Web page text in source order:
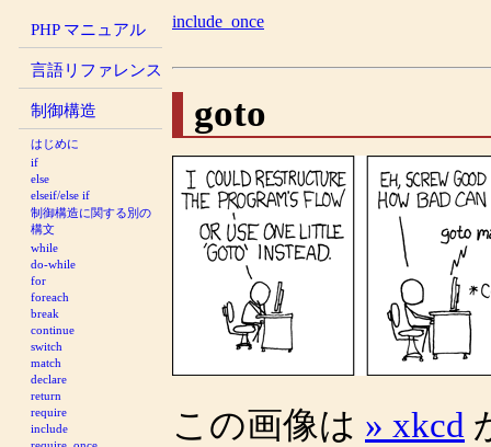
PHP マニュアル
言語リファレンス
制御構造
はじめに
if
else
elseif/else if
制御構造に関する別の
構文
while
do-while
for
foreach
break
continue
switch
match
declare
return
require
include
include_once
goto
この画像は » xkcd